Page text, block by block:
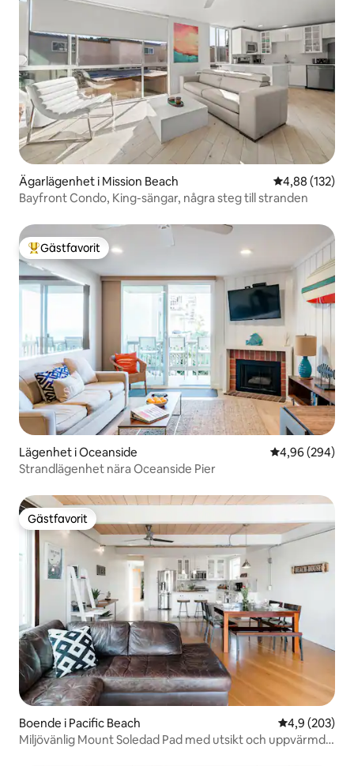
via Specialerbjudande vid godkännande
av bokningen.
Ägarlägenhet i Mission Beach 4,88 av 5 i
4,88 (132)
Bayfront Condo, King-sängar, några steg till stranden
Populär gästfavorit
Gästfavorit
Lägenhet i Oceanside 4,96 av 5 i
4,96 (294)
Strandlägenhet nära Oceanside Pier
Gästfavorit
Gästfavorit
Boende i Pacific Beach 4,9 av 5 i
4,9 (203)
Miljövänlig Mount Soledad Pad med utsikt och uppvärmd